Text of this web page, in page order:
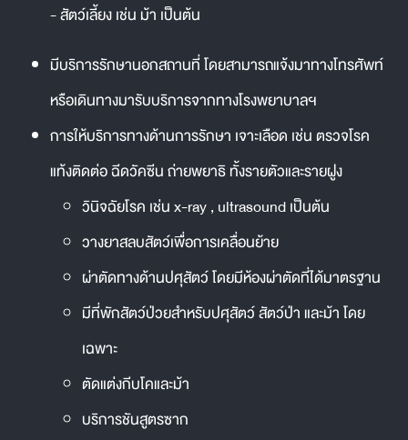
- สัตว์เลี้ยง เช่น ม้า เป็นต้น
มีบริการรักษานอกสถานที่ โดยสามารถแจ้งมาทางโทรศัพท์
หรือเดินทางมารับบริการจากทางโรงพยาบาลฯ
การให้บริการทางด้านการรักษา เจาะเลือด เช่น ตรวจโรค
แท้งติดต่อ ฉีดวัคซีน ถ่ายพยาธิ ทั้งรายตัวและรายฝูง
วินิจฉัยโรค เช่น x-ray , ultrasound เป็นต้น
วางยาสลบสัตว์เพื่อการเคลื่อนย้าย
ผ่าตัดทางด้านปศุสัตว์ โดยมีห้องผ่าตัดที่ได้มาตรฐาน
มีที่พักสัตว์ป่วยสำหรับปศุสัตว์ สัตว์ป่า และม้า โดย
เฉพาะ
ตัดแต่งกีบโคและม้า
บริการชันสูตรซาก